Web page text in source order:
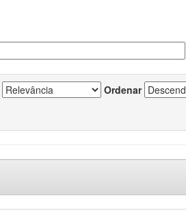
Ordenar